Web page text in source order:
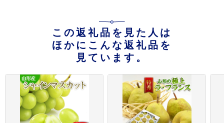
この返礼品を見た人は
ほかにこんな返礼品を
見ています。